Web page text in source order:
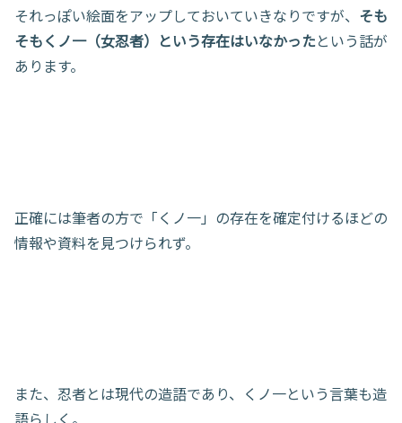
それっぽい絵面をアップしておいていきなりですが、 そも
そもくノ一（女忍者）という存在はいなかったという話が
あります。
正確には筆者の方で「くノ一」の存在を確定付けるほどの
情報や資料を見つけられず。
また、忍者とは現代の造語であり、くノ一という言葉も造